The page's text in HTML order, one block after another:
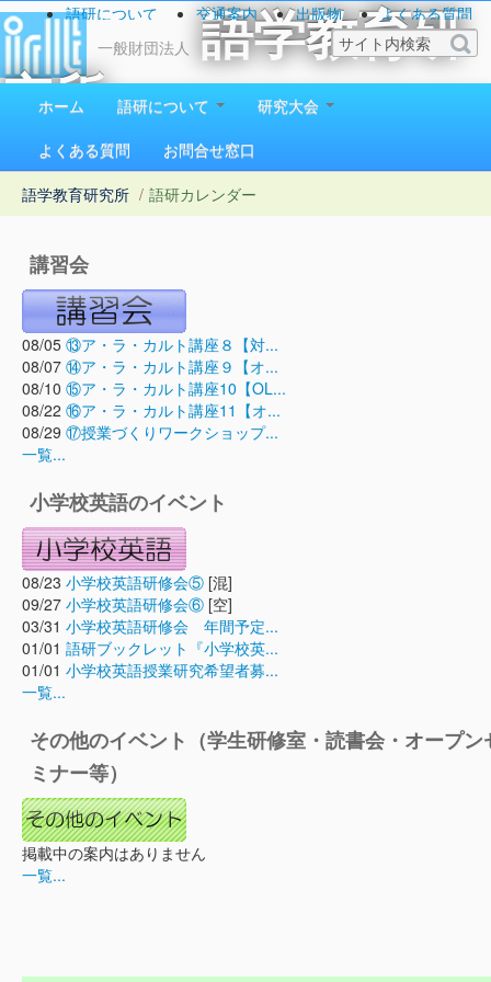
一般財団法人
語学教育研
究所
1923（大正12）年創立
語研について 交通案内 出版物
よくある質問
お問い合わせ
ホーム 語研について
研究大会
よくある質問
お問合せ窓口
語学教育研究所 / 語研カレンダー
講習会
08/05 ⑬ア・ラ・カルト講座８【対...
08/07 ⑭ア・ラ・カルト講座９【オ...
08/10 ⑮ア・ラ・カルト講座10【OL...
08/22 ⑯ア・ラ・カルト講座11【オ...
08/29 ⑰授業づくりワークショップ...
一覧...
小学校英語のイベント
08/23 小学校英語研修会⑤ [混]
09/27 小学校英語研修会⑥ [空]
03/31 小学校英語研修会 年間予定...
01/01 語研ブックレット『小学校英...
01/01 小学校英語授業研究希望者募...
一覧...
その他のイベント（学生研修室・読書会・オープン
ミナー等）
掲載中の案内はありません
一覧...